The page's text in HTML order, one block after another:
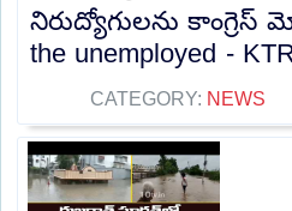
నిరుద్యోగులను కాంగ్రెస్
the unemployed -
CATEGORY: NEWS